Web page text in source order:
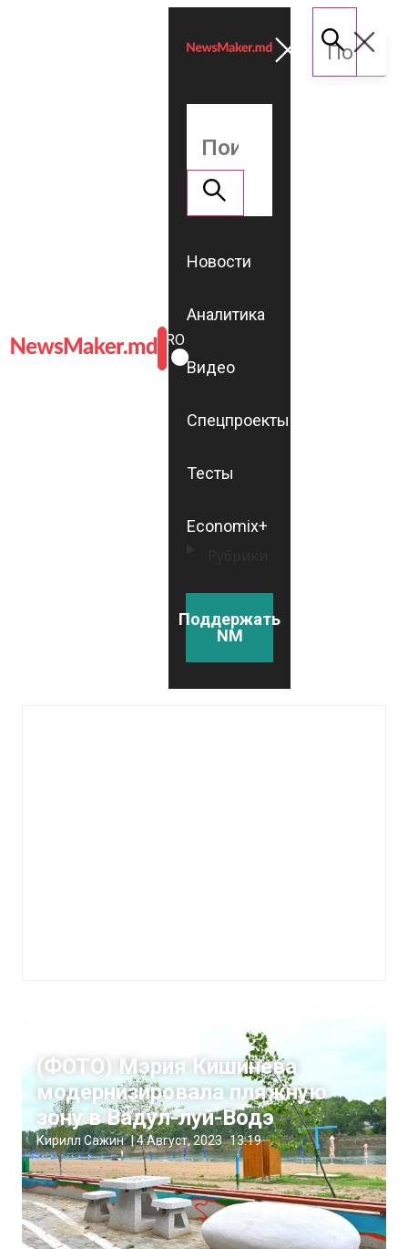
ROMÂNĂ
RU
Новости
Аналитика
Видео
Спецпроекты
Тесты
Economix+
Поддержать
NM
(ФОТО) Мэрия Кишинева
модернизировала пляжную
зону в Вадул-луй-Водэ
Кирилл Сажин |4 Август, 2023 13:19